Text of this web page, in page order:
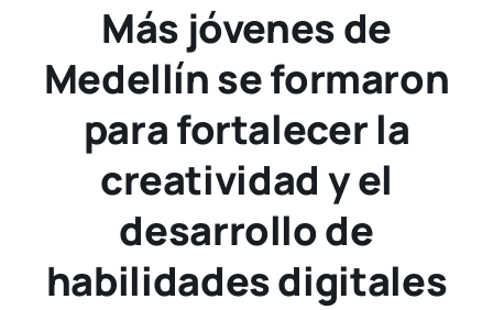
Más jóvenes de
Medellín se formaron
para fortalecer la
creatividad y el
desarrollo de
habilidades digitales